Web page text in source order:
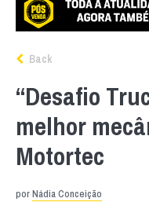
Back
“Desafio
melhor
Motortec
porNádia Conceição